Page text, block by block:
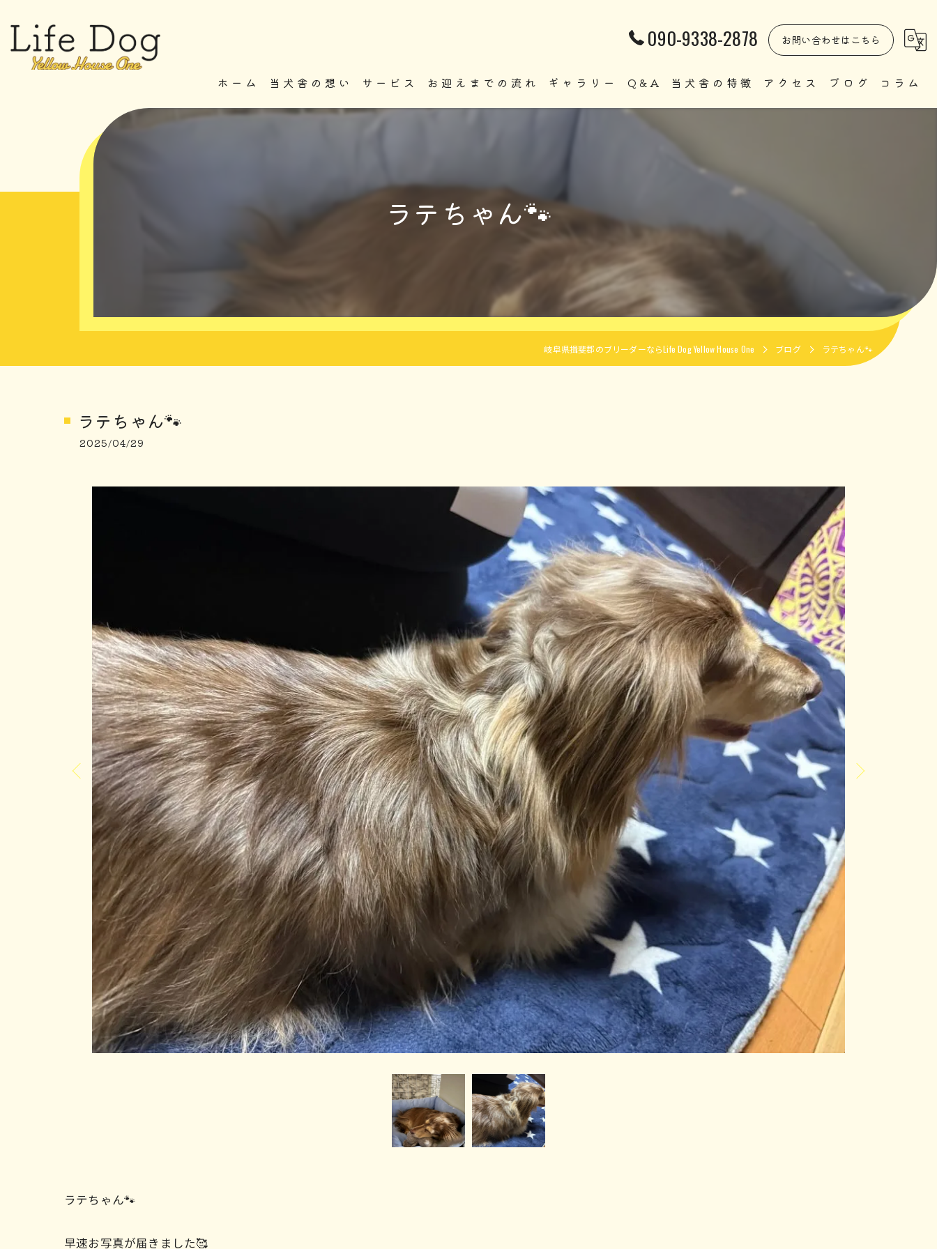
090-9338-2878 お問い合わせはこちら
ホーム 当犬舎の想い サービス お迎えまでの流れ ギャラリー Q&A 当犬舎の特徴
直販
里親
アクセス ブログ コラム
ラテちゃん🐾
岐阜県揖斐郡のブリーダーならLife Dog Yellow House One ブログ ラテちゃん🐾
ラテちゃん🐾
2025/04/29
ラテちゃん🐾
早速お写真が届きました🥰